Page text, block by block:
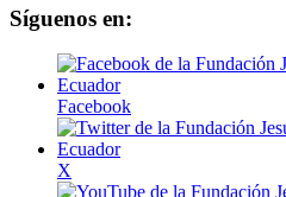
Síguenos en:
Facebook
X